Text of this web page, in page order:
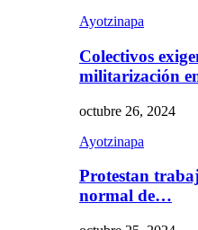
Ayotzinapa
Colectivos
militarización
octubre 26, 2024
Ayotzinapa
Protestan
normal de…